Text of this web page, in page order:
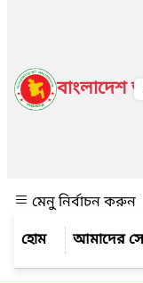
বাংলাদেশ
মেনু নির্বাচন করুন
আমাদের